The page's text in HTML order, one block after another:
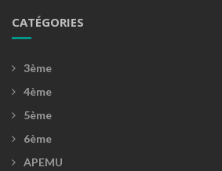
CATÉGORIES
3ème
4ème
5ème
6ème
APEMU